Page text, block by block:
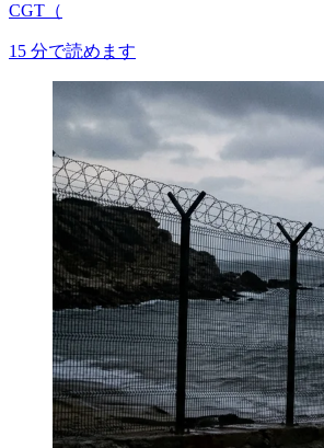
CGT（
15 分で読めます